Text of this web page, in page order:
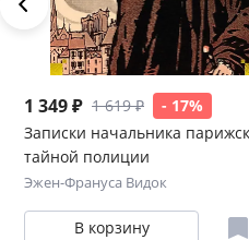
1 349 ₽ 1 619 ₽
- 17%
Записки начальника
тайной полиции
Эжен-Франуса Видок
В корзину